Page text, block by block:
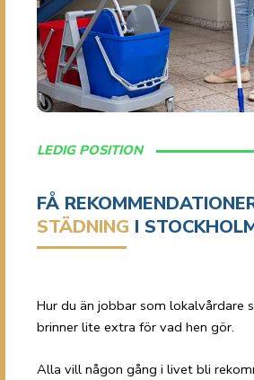
LEDIG POSITION
FÅ
STÄDNING I
Hur du än jobbar som lokalvårdare
brinner lite extra för vad hen gör.
Alla vill någon gång i livet bli